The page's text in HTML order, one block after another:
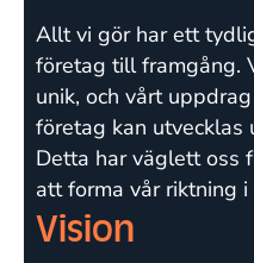
Allt vi gör har ett
företag till framgång.
unik, och vårt
företag kan utvecklas
Detta har väglett oss
att forma vår riktning i
Vision